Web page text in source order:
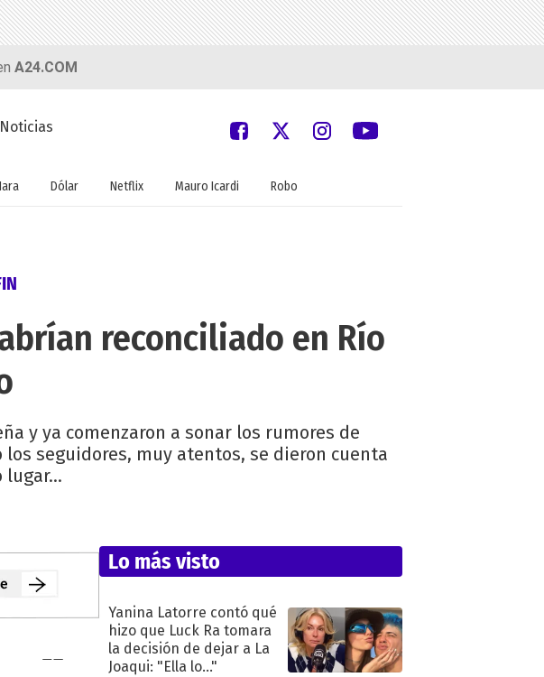
A24.COM
Dólar Netflix Mauro Icardi Robo
reconciliado en Río
y ya comenzaron a sonar los rumores de
seguidores, muy atentos, se dieron cuenta
lugar…
Lo más visto
Yanina Latorre contó qué
hizo que Luck Ra tomara
la decisión de dejar a La
Joaqui: "Ella lo..."